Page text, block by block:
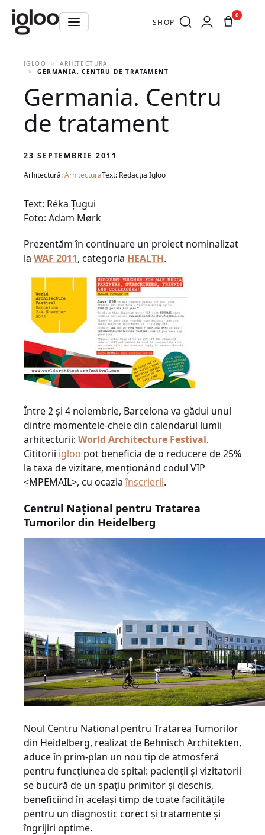
SHOP
0
IGLOO
ARHITECTURA
GERMANIA. CENTRU DE TRATAMENT
Germania. Centru
de tratament
23 SEPTEMBRIE 2011
Arhitectură:ArhitecturaText: Redacția Igloo
Text: Réka Ţugui
Foto: Adam Mørk
Prezentăm în continuare un proiect nominalizat
la WAF 2011, categoria HEALTH.
Între 2 şi 4 noiembrie, Barcelona va gădui unul
dintre momentele-cheie din calendarul lumii
arhitecturii: World Architecture Festival.
Cititorii igloo pot beneficia de o reducere de 25%
la taxa de vizitare, menţionând codul VIP
<MPEMAIL>, cu ocaziaînscrierii.
Centrul Naţional pentru Tratarea
Tumorilor din Heidelberg
Noul Centru Naţional pentru Tratarea Tumorilor
din Heidelberg, realizat de Behnisch Architekten,
aduce în prim-plan un nou tip de atmosferă
pentru funcţiunea de spital: pacienţii şi vizitatorii
se bucură de un spaţiu primitor şi deschis,
beneficiind în acelaşi timp de toate facilităţile
pentru un diagnostic corect şi tratamente şi
îngrijiri optime.